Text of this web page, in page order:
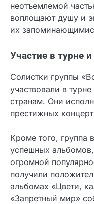
неотъемлемой
воплощают душу и
их
Участие в турне
Солистки группы
участвовали в
странам. Они
престижных
Кроме того, группа
успешных
огромной
получили
альбомах «Цвети,
«Запретный мир»